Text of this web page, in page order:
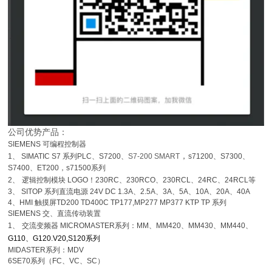
公司优势产品：
SIEMENS可编程控制器
1、 SIMATIC S7 系列 PLC、S7200、S7-200 SMART ，s71200、S7300、
S7400、
ET200，s71500系列
2、 逻辑控制模块 LOGO ！230RC、230RCO、230RCL、24RC、24RCL等
3、 SITOP 系列直流电源 24V DC 1.3A、2.5A、3A、5A、 10A、20A、40A
4、 HMI触摸屏TD200 TD400C TP177,MP277 MP377 KTP TP 系列
SIEMENS交、直流传动装置
1、 交流变频器 MICROMASTER系列： MM 、 MM420、 MM430、 MM440、
G110、G120.V20,S120系列
MIDASTER系列： MDV
6SE70系列（ FC、VC、SC ）